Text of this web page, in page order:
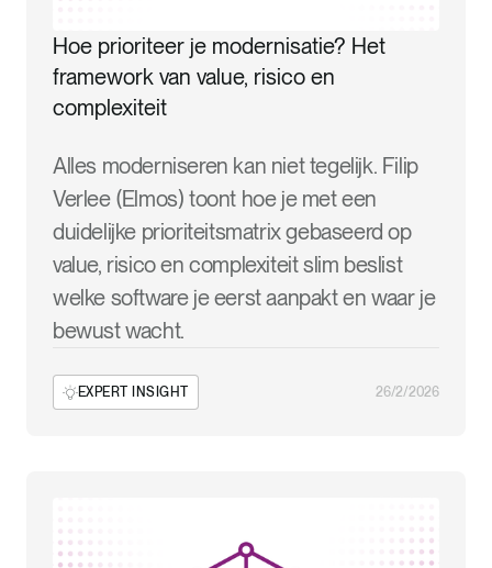
Hoe prioriteer je modernisatie? Het
framework van value, risico en
complexiteit
Alles moderniseren kan niet tegelijk. Filip
Verlee (Elmos) toont hoe je met een
duidelijke prioriteitsmatrix gebaseerd op
value, risico en complexiteit slim beslist
welke software je eerst aanpakt en waar je
bewust wacht.
EXPERT INSIGHT 26/2/2026